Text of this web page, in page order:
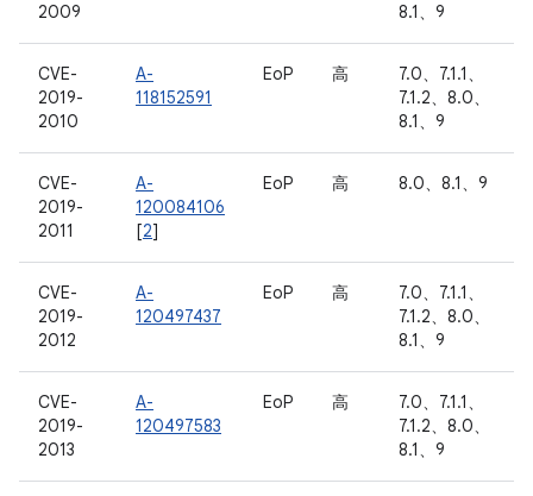
2009
8.1、9
CVE-
2019-
2010
A-
118152591
EoP 高
7.0、7.1.1、
7.1.2、8.0、
8.1、9
CVE-
2019-
2011
A-
120084106
[2]
EoP 高 8.0、8.1、9
CVE-
2019-
2012
A-
120497437
EoP 高
7.0、7.1.1、
7.1.2、8.0、
8.1、9
CVE-
2019-
2013
A-
120497583
EoP 高
7.0、7.1.1、
7.1.2、8.0、
8.1、9